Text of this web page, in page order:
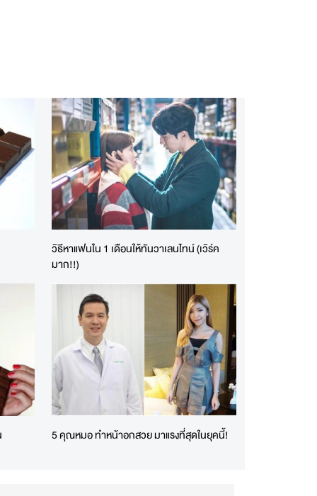
วิธีหาแฟนใน 1 เดือนให้ทันวาเลนไทน์ (เวิร์ค
มาก!!)
5 คุณหมอ ทำหน้าอกสวย มาแรงที่สุดในยุคนี้!